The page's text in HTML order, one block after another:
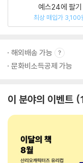
예스24에 팔기
최상 매입가 3,100
해외배송 가능
문화비소득공제 가능
이 분야의 이벤트